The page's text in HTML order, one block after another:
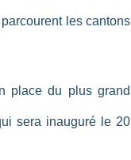
les cantons
place du plus grand
sera inauguré le 20